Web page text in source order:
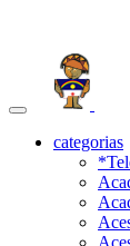
Toggle
navigationcategorias